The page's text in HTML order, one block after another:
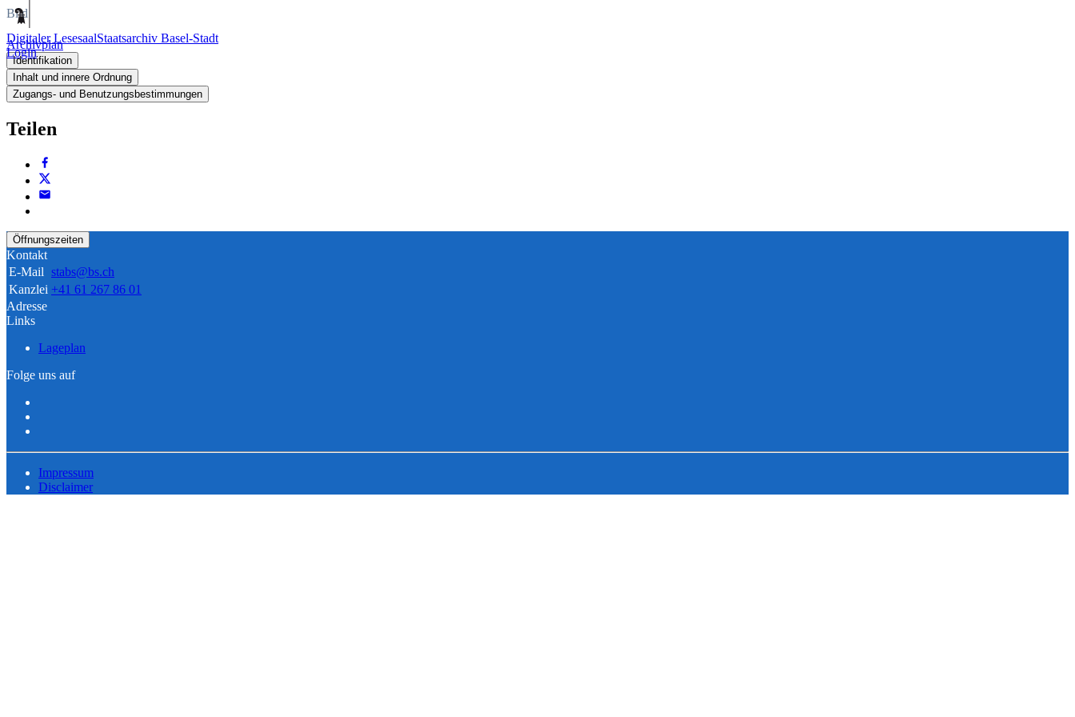
Digitaler LesesaalStaatsarchiv Basel-Stadt
Login
Bild
Archivplan
Identifikation
Inhalt und innere Ordnung
Zugangs- und Benutzungsbestimmungen
Teilen
Öffnungszeiten
Kontakt
E-Mail stabs@bs.ch
Kanzlei +41 61 267 86 01
Adresse
Links
Lageplan
Folge uns auf
Impressum
Disclaimer